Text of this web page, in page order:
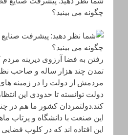
چگونه می بینید؟
رفتن به فضا آرزوی دیرینه
تمدن چند هزار ساله و صاحب
مردمش از دولت را در زمینه
دولت توانسته تا حدودی این
کند.دولتمردان کشور ما هم در
این صنعت با دانشگاه و پرتاب
این افتاده اند که در کلوپ